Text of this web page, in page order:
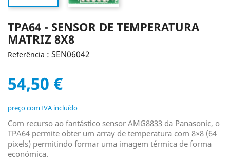
TPA64 - SENSOR DE TEMPERATURA
MATRIZ 8X8
Referência : SEN06042
54,50 €
preço com IVA incluído
Com recurso ao fantástico sensor AMG8833 da Panasonic, o
TPA64 permite obter um array de temperatura com 8×8 (64
pixels) permitindo formar uma imagem térmica de forma
económica.